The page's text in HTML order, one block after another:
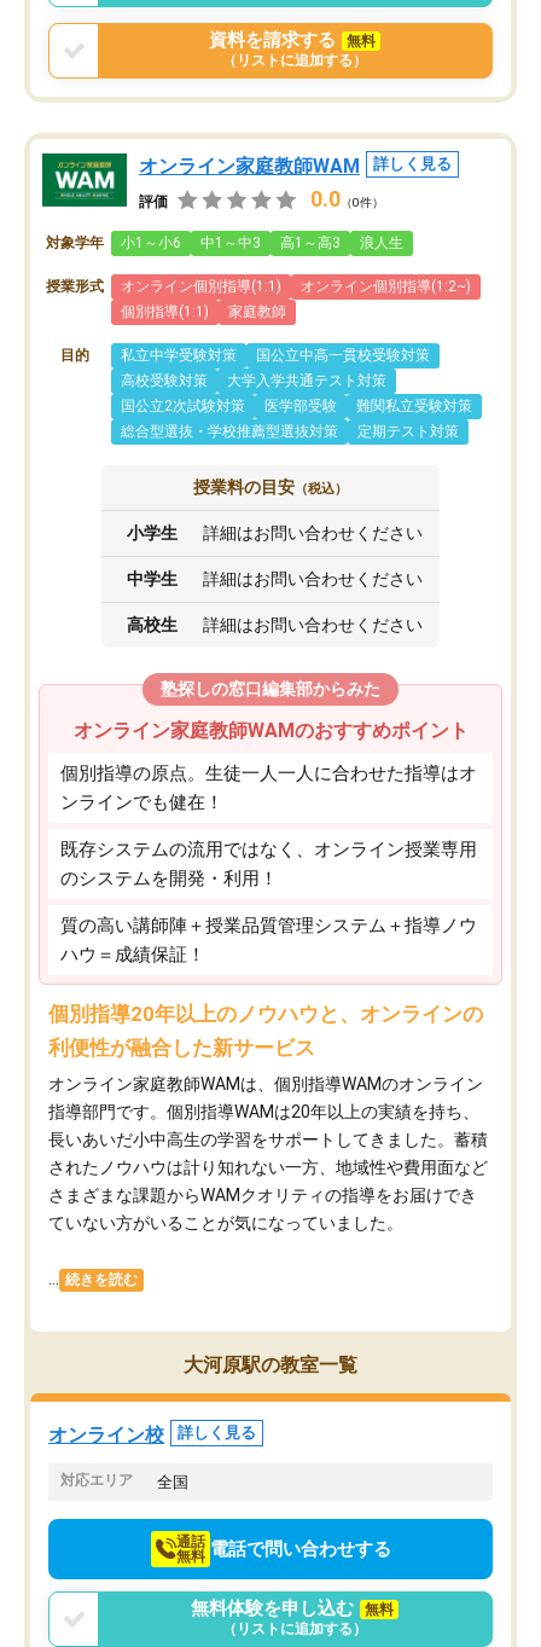
資料を請求する
無料
（リストに追加する）
オンライン家庭教師WAM 詳しく見る
評価 0.0 （0件）
対象学年 小1～小6 中1～中3 高1～高3 浪人生
授業形式 オンライン個別指導(1:1)
オンライン個別指導(1:2~)
個別指導(1:1)
家庭教師
目的 私立中学受験対策
国公立中高一貫校受験対策
高校受験対策
大学入学共通テスト対策
国公立2次試験対策
医学部受験
難関私立受験対策
総合型選抜・学校推薦型選抜対策
定期テスト対策
授業料の目安 （税込）
小学生 詳細はお問い合わせください
中学生 詳細はお問い合わせください
高校生 詳細はお問い合わせください
塾探しの窓口編集部からみた
オンライン家庭教師WAMのおすすめポイント
個別指導の原点。生徒一人一人に合わせた指導はオ
ンラインでも健在！
既存システムの流用ではなく、オンライン授業専用
のシステムを開発・利用！
質の高い講師陣＋授業品質管理システム＋指導ノウ
ハウ＝成績保証！
個別指導20年以上のノウハウと、オンラインの
利便性が融合した新サービス
オンライン家庭教師WAMは、個別指導WAMのオンライン
指導部門です。個別指導WAMは20年以上の実績を持ち、
長いあいだ小中高生の学習をサポートしてきました。蓄積
されたノウハウは計り知れない一方、地域性や費用面など
さまざまな課題からWAMクオリティの指導をお届けでき
ていない方がいることが気になっていました。
続きを読む
大河原駅の教室一覧
オンライン校 詳しく見る
対応エリア 全国
通話
無料 電話で問い合わせする
無料体験を申し込む
無料
（リストに追加する）